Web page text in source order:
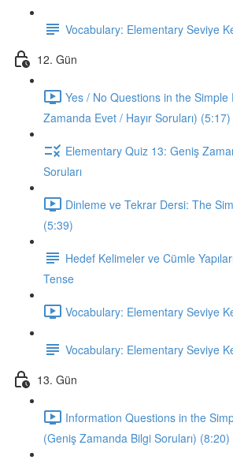
Vocabulary: Elementary Seviye
12. Gün
Yes / No Questions in the
Zamanda Evet / Hayır Soruları) (5:17)
Elementary Quiz 13: Geniş
Soruları
Dinleme ve Tekrar Dersi: The
(5:39)
Hedef Kelimeler ve Cümle
Tense
Vocabulary: Elementary Seviye
Vocabulary: Elementary Seviye
13. Gün
Information Questions in the
(Geniş Zamanda Bilgi Soruları) (8:20)